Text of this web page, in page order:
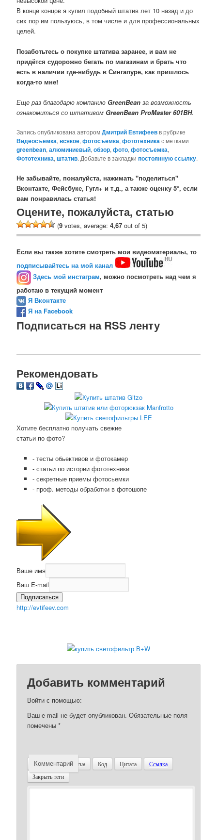
В конце концов я купил подобный штатив лет 10 назад и до
сих пор им пользуюсь, в том числе и для профессиональных
целей.
Позаботьтесь о покупке штатива заранее, и вам не
придётся судорожно бегать по магазинам и брать что
есть в наличии где-нибудь в Сингапуре, как пришлось
когда-то мне!
Еще раз благодарю компанию GreenBean за возможность
ознакомиться со штативом GreenBean ProMaster 601BH.
Запись опубликована авторомДмитрий Евтифеевв рубрике
Видеосъемка,всякое,фотосъемка,фототехникас метками
greenbean,алюминиевый,обзор,фото,фотосъемка,
Фототехника,штатив. Добавьте в закладкипостоянную ссылку.
Не забывайте, пожалуйста, нажимать "поделиться"
Вконтакте, Фейсбуке, Гугл+ и т.д., а также оценку 5*, если
вам понравилась статья!
Оцените, пожалуйста, статью
(9 votes, average:4,67 out of 5)
Если вы также хотите смотреть мои видеоматериалы, то
подписывайтесь на мой канал
Здесь мой инстаграм, можно посмотреть над чем я
работаю в текущий момент
Я Вконтакте
Я на Facebook
Подписаться на RSS ленту
Рекомендовать
Хотите бесплатно получать свежие
статьи по фото?
- тесты обьективов и фотокамер
- статьи по истории фототехники
- секретные приемы фотосьемки
- проф. методы обработки в фотошопе
Ваше имя
Ваш E-mail
Подписаться
http://evtifeev.com
Добавить комментарий
Войти с помощью:
Ваш e-mail не будет опубликован. Обязательные поля
помечены*
Комментарий
Жирный Курсив Код Цитата
Ссылка
Закрыть теги